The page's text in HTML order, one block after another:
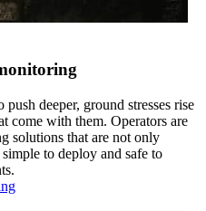
deeper, ground stresses rise
come with them. Operators are
solutions that are not only
to deploy and safe to